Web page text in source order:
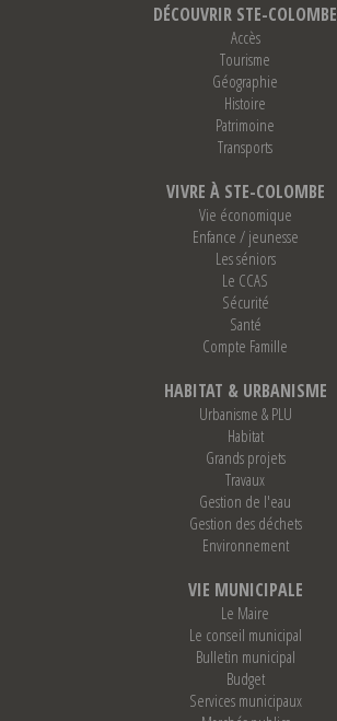
DÉCOUVRIR STE-COLOMBE
Accès
Tourisme
Géographie
Histoire
Patrimoine
Transports
VIVRE À STE-COLOMBE
Vie économique
Enfance / jeunesse
Les séniors
Le CCAS
Sécurité
Santé
Compte Famille
HABITAT & URBANISME
Urbanisme & PLU
Habitat
Grands projets
Travaux
Gestion de l'eau
Gestion des déchets
Environnement
VIE MUNICIPALE
Le Maire
Le conseil municipal
Bulletin municipal
Budget
Services municipaux